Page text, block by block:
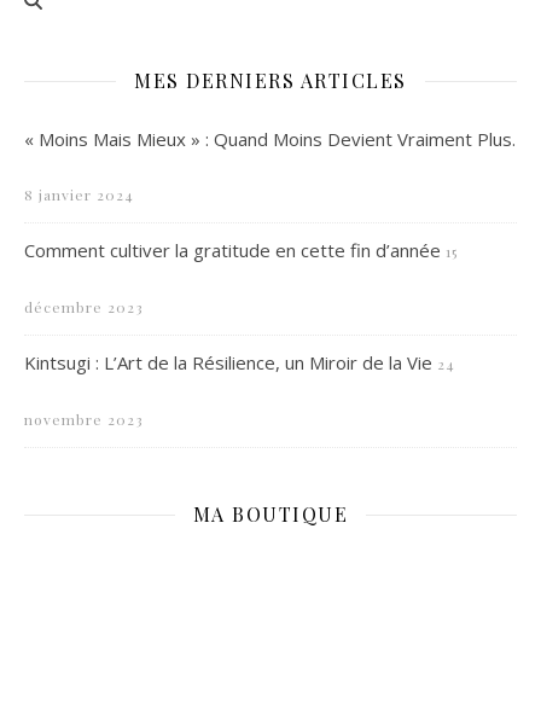
MES DERNIERS ARTICLES
« Moins Mais Mieux » : Quand Moins Devient Vraiment Plus.
8 janvier 2024
Comment cultiver la gratitude en cette fin d’année 15
décembre 2023
Kintsugi : L’Art de la Résilience, un Miroir de la Vie 24
novembre 2023
MA BOUTIQUE